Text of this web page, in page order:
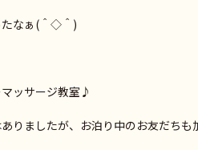
たなぁ(＾◇＾)
ッサージ教室♪
りましたが、お泊り中のお友だちも